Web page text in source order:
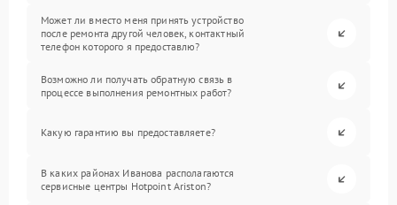
Может ли вместо меня принять устройство
после ремонта другой человек, контактный
телефон которого я предоставлю?
Возможно ли получать обратную связь в
процессе выполнения ремонтных работ?
Какую гарантию вы предоставляете?
В каких районах Иванова располагаются
сервисные центры Hotpoint Ariston?